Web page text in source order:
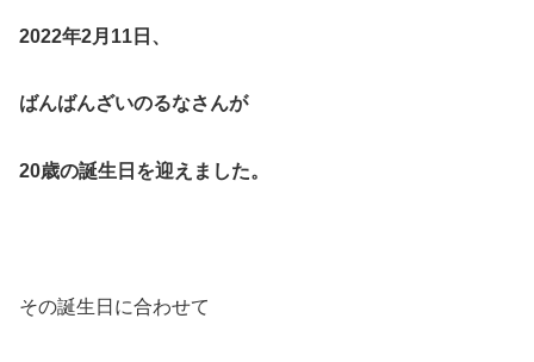
2022年2月11日、
ばんばんざいのるなさんが
20歳の誕生日を迎えました。
その誕生日に合わせて